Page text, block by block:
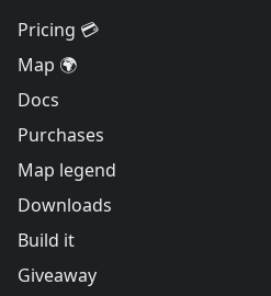
Pricing 💳
Map 🌍
Docs
Purchases
Map legend
Downloads
Build it
Giveaway